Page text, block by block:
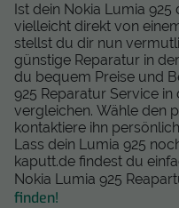
Ist dein Nokia Lumia
vielleicht direkt von
stellst du dir nun
günstige Reparatur in
du bequem Preise und
925 Reparatur Service
vergleichen. Wähle den
kontaktiere ihn
Lass dein Lumia 925
kaputt.de findest du
Nokia Lumia 925
finden!